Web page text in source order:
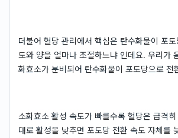
더불어 혈당 관리에서 핵심은 탄수화물이 포
도와 양을 얼마나 조절하느냐 인데요. 우리가
화효소가 분비되어 탄수화물이 포도당으로 전
소화효소 활성 속도가 빠를수록 혈당은 급격
대로 활성을 낮추면 포도당 전환 속도 자체를